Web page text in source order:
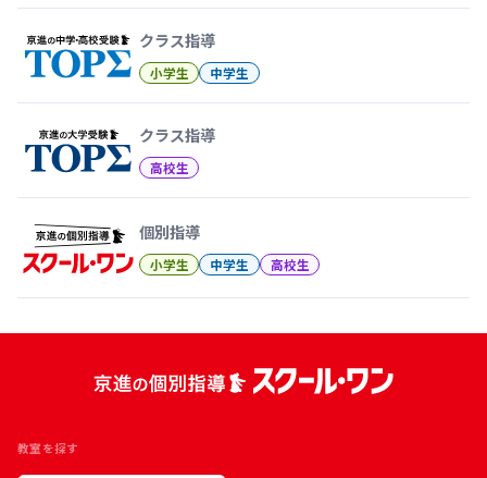
クラス指導
小学生 中学生
クラス指導
高校生
個別指導
小学生 中学生 高校生
教室を探す